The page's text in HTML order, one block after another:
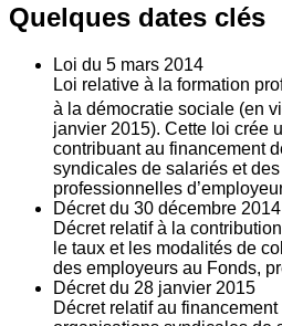
Quelques dates clés
Loi du 5 mars 2014
Loi relative à la formation
à la démocratie sociale (en
janvier 2015). Cette loi crée
contribuant au financement
syndicales de salariés et
professionnelles
Décret du 30 décembre 2014
Décret relatif à la
le taux et les modalités de
des employeurs au Fonds,
Décret du 28 janvier 2015
Décret relatif au